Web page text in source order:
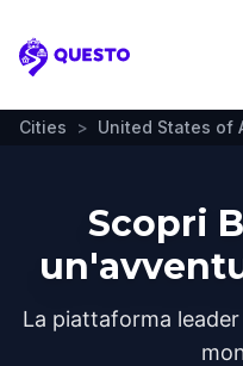
Questo
Cities > United States of
Scopri
La piattaforma